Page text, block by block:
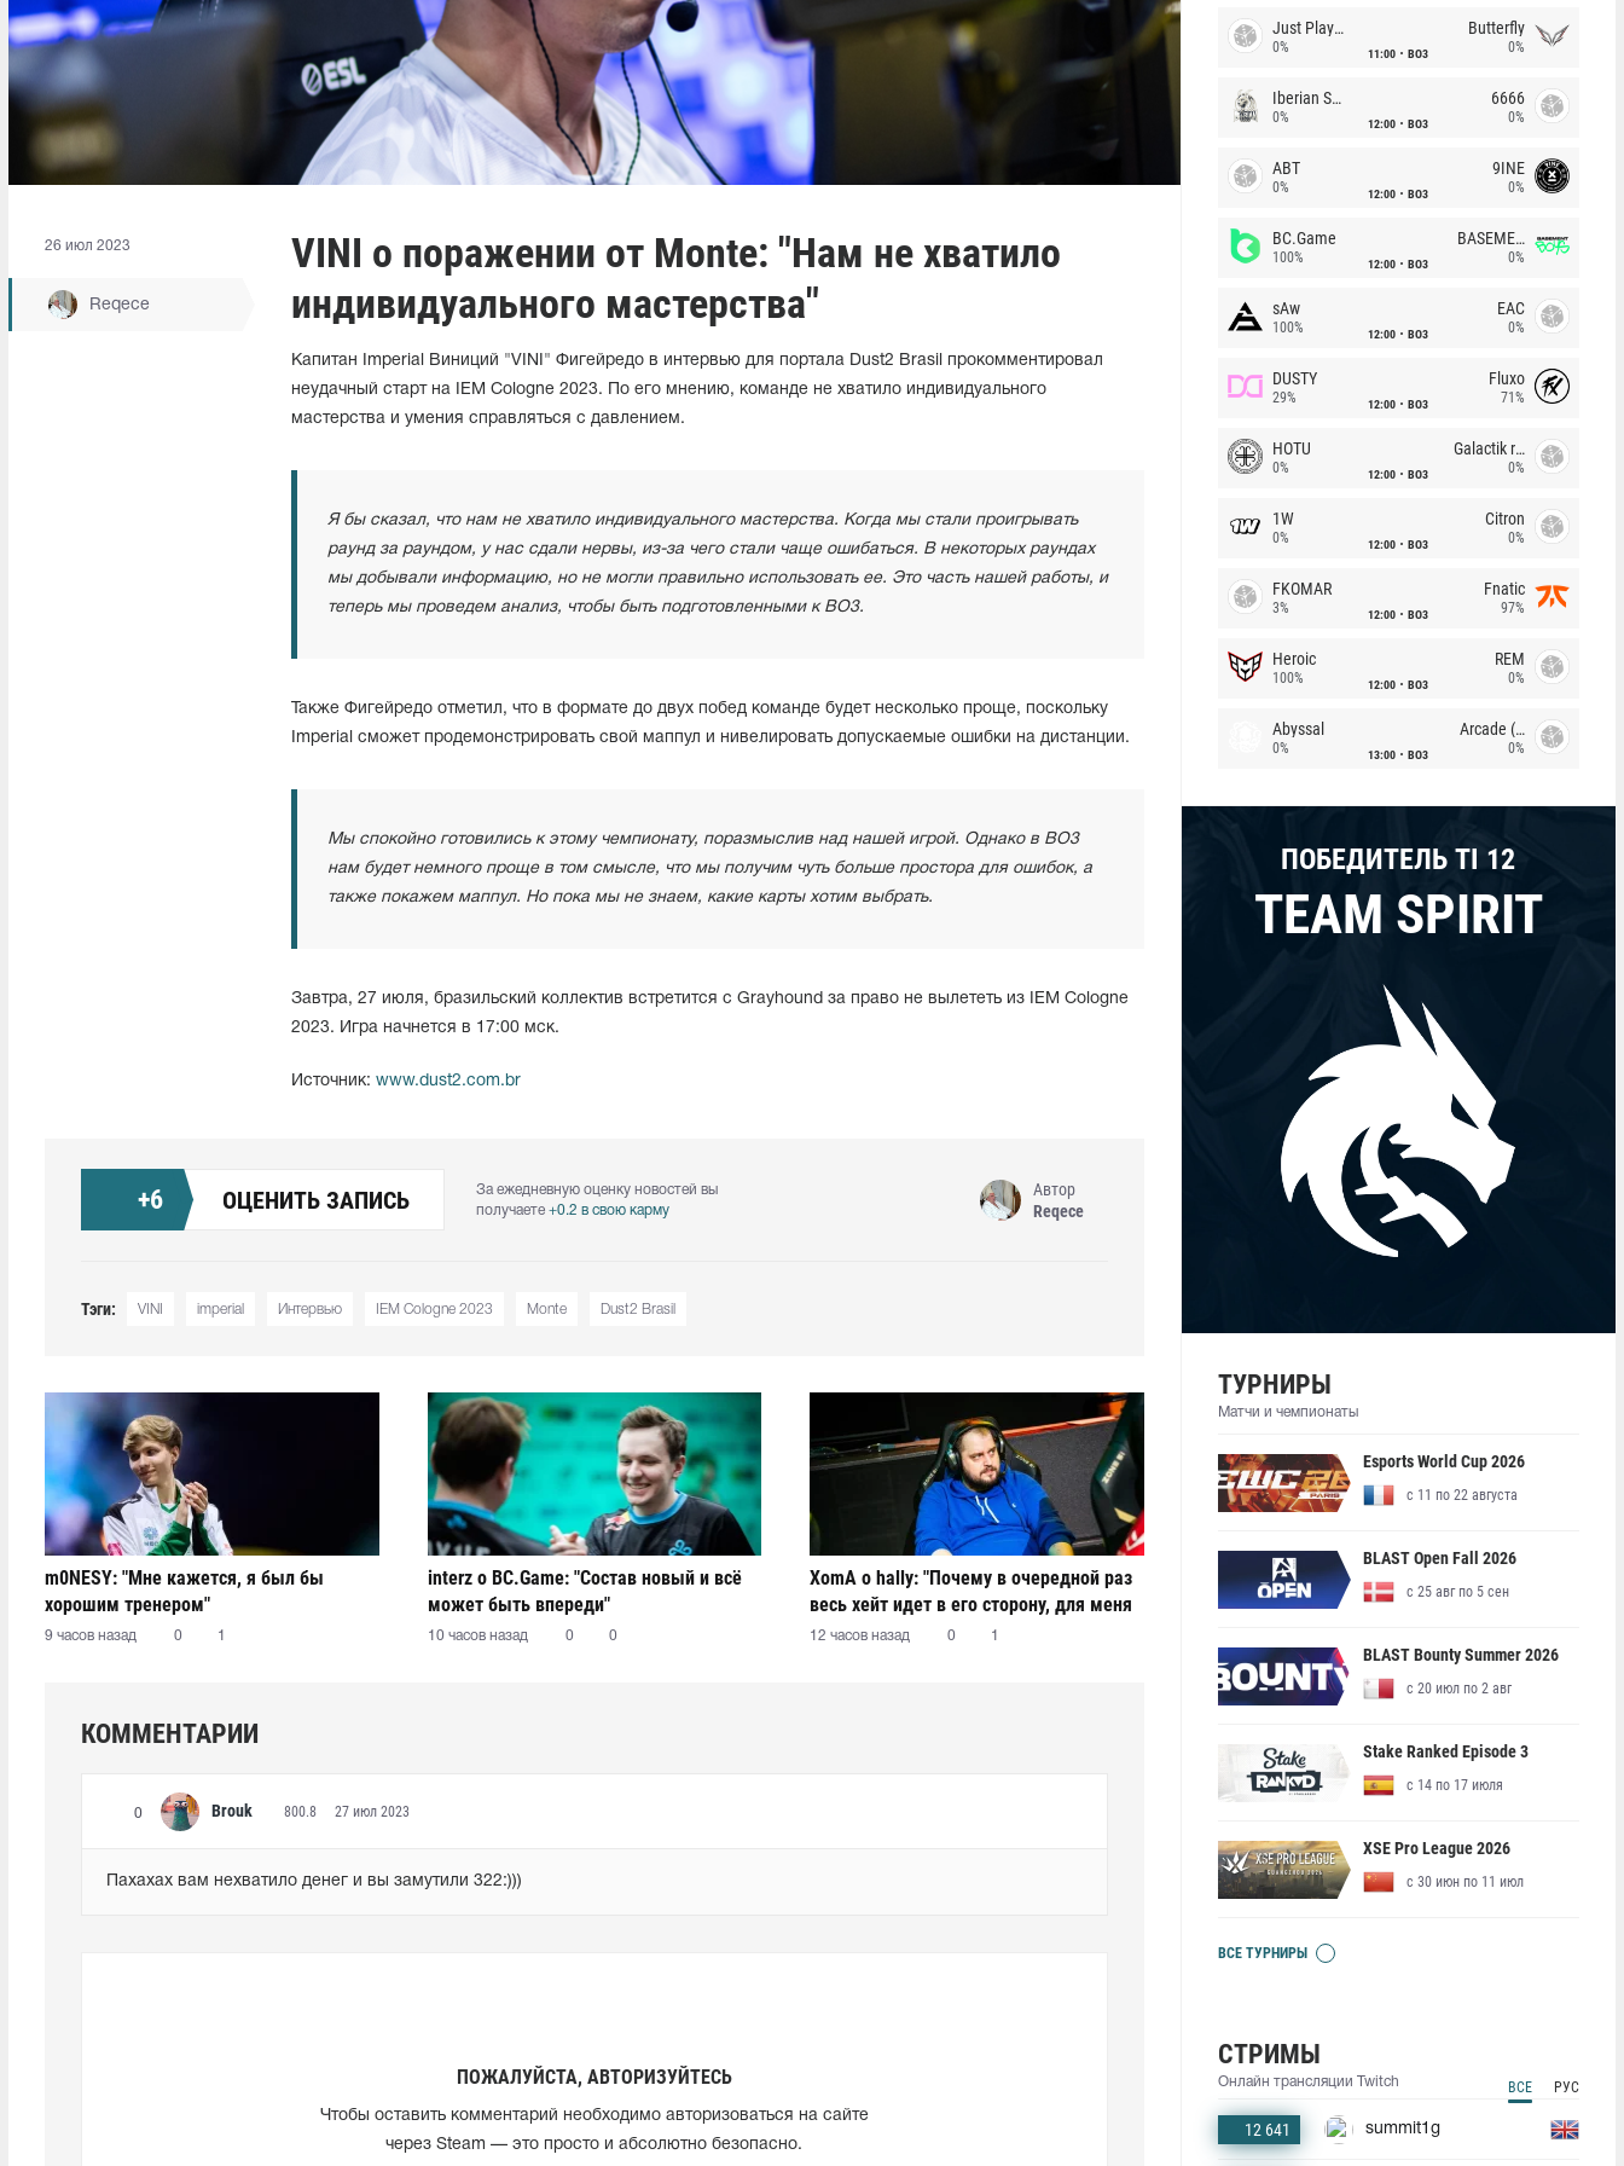
26 июл 2023
Reqece
VINI о поражении от Monte: "Нам не хватило
индивидуального мастерства"
Капитан Imperial Виниций "VINI" Фигейредо в интервью для портала Dust2 Brasil прокомментировал
неудачный старт на IEM Cologne 2023. По его мнению, команде не хватило индивидуального
мастерства и умения справляться с давлением.
Я бы сказал, что нам не хватило индивидуального мастерства. Когда мы стали проигрывать
раунд за раундом, у нас сдали нервы, из-за чего стали чаще ошибаться. В некоторых раундах
мы добывали информацию, но не могли правильно использовать ее. Это часть нашей работы, и
теперь мы проведем анализ, чтобы быть подготовленными к BO3.
Также Фигейредо отметил, что в формате до двух побед команде будет несколько проще, поскольку
Imperial сможет продемонстрировать свой маппул и нивелировать допускаемые ошибки на дистанции.
Мы спокойно готовились к этому чемпионату, поразмыслив над нашей игрой. Однако в BO3
нам будет немного проще в том смысле, что мы получим чуть больше простора для ошибок, а
также покажем маппул. Но пока мы не знаем, какие карты хотим выбрать.
Завтра, 27 июля, бразильский коллектив встретится с Grayhound за право не вылететь из IEM Cologne
2023. Игра начнется в 17:00 мск.
Источник: www.dust2.com.br
+6 ОЦЕНИТЬ ЗАПИСЬ
За ежедневную оценку новостей вы
получаете +0.2 в свою карму
Автор
Reqece
Тэги: VINI imperial Интервью IEM Cologne 2023 Monte Dust2 Brasil
m0NESY: "Мне кажется, я был бы
хорошим тренером"
9 часов назад 0 1
interz о BC.Game: "Состав новый и всё
может быть впереди"
10 часов назад 0 0
XomA о hally: "Почему в очередной раз
весь хейт идет в его сторону, для меня
остается загадкой"
12 часов назад 0 1
КОММЕНТАРИИ
0 Brouk 800.8 27 июл 2023
Пахахах вам нехватило денег и вы замутили 322:)))
ПОЖАЛУЙСТА, АВТОРИЗУЙТЕСЬ
Чтобы оставить комментарий необходимо авторизоваться на сайте
через Steam — это просто и абсолютно безопасно.
Just Players
0% 11:00 BO3
Butterfly
0%
Iberian Soul
0% 12:00 BO3
6666
0%
ABT
0% 12:00 BO3
9INE
0%
BC.Game
100% 12:00 BO3
BASEMENT BOYS
0%
sAw
100% 12:00 BO3
EAC
0%
DUSTY
29% 12:00 BO3
Fluxo
71%
HOTU
0% 12:00 BO3
Galactik rebels
0%
1W
0% 12:00 BO3
Citron
0%
FKOMAR
3% 12:00 BO3
Fnatic
97%
Heroic
100% 12:00 BO3
REM
0%
Abyssal
0% 13:00 BO3
Arcade (AU)
0%
ПОБЕДИТЕЛЬ TI 12
TEAM SPIRIT
ТУРНИРЫ
Матчи и чемпионаты
Esports World Cup 2026
с 11 по 22 августа
BLAST Open Fall 2026
с 25 авг по 5 сен
BLAST Bounty Summer 2026
с 20 июл по 2 авг
Stake Ranked Episode 3
с 14 по 17 июля
XSE Pro League 2026
с 30 июн по 11 июл
ВСЕ ТУРНИРЫ
СТРИМЫ
Онлайн трансляции Twitch ВСЕ РУС
12 641 summit1g